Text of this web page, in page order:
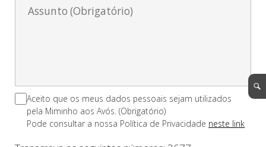
Aceito que os meus dados pessoais sejam utilizados
pela Miminho aos Avós. (Obrigatório)
Pode consultar a nossa Polí­tica de Privacidade neste link